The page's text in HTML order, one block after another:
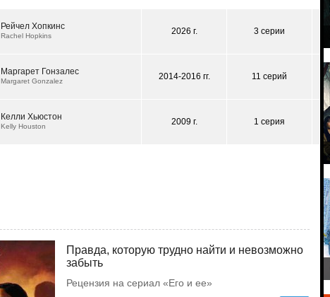
Рейчел Хопкинс
Rachel Hopkins 2026 г. 3 серии
Маргарет Гонзалес
Margaret Gonzalez 2014-2016 гг. 11 серий
Келли Хьюстон
Kelly Houston 2009 г. 1 серия
Правда, которую трудно найти и невозможно
забыть
Рецензия на сериал «Его и ее»